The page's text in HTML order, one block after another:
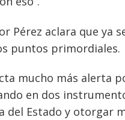
Pérez aclara que ya
puntos primordiales.
mucho más alerta
en dos
Estado y otorgar